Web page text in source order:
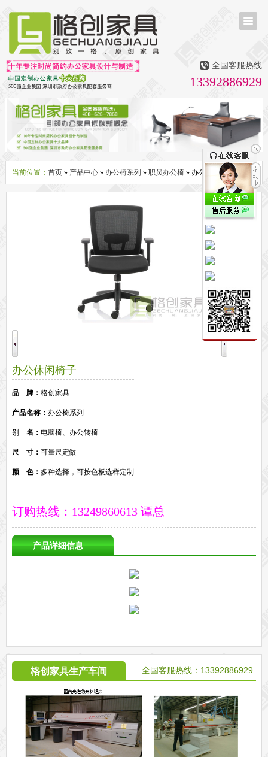
首页
茶台茶桌
多媒体会议室家具
办公屏风隔断系列
办公屏风卡位
高隔断墙 折叠屏风
组合职员台
办公桌系列
经理办公桌
会议桌
办公椅系列
茶几
茶水柜
间隔柜 实木文件柜
钢制文件柜
培训桌
公共区域家具系列
高铁车站候车椅
酒店公寓家具
他们正在使用格创家具
格创动态
行业动态 家具常识
走进格创家具
联系北琛深圳办公家具厂
关于北琛品牌办公家具
全国客服热线
13392886929
当前位置： 首页» 产品中心» 办公椅系列 » 职员办公椅» 办公休闲椅子
办公休闲椅子
品 牌： 格创家具
产品名称： 办公椅系列
别 名： 电脑椅、办公转椅
尺 寸： 可量尺定做
颜 色： 多种选择，可按色板选样定制
订购热线：13249860613 谭总
产品详细信息
格创家具生产车间 全国客服热线：13392886929